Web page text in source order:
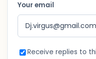
Your email
Receive replies to